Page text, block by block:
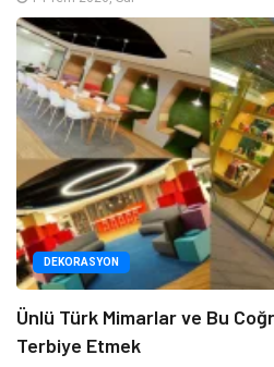
DEKORASYON
Ünlü Türk Mimarlar ve Bu
Terbiye Etmek